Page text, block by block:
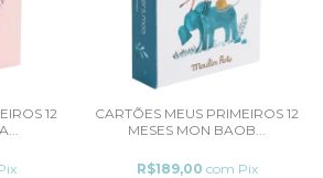
12
CARTÕES MEUS PRIMEIROS 12
MESES MON BAOB...
R$189,00 com Pix